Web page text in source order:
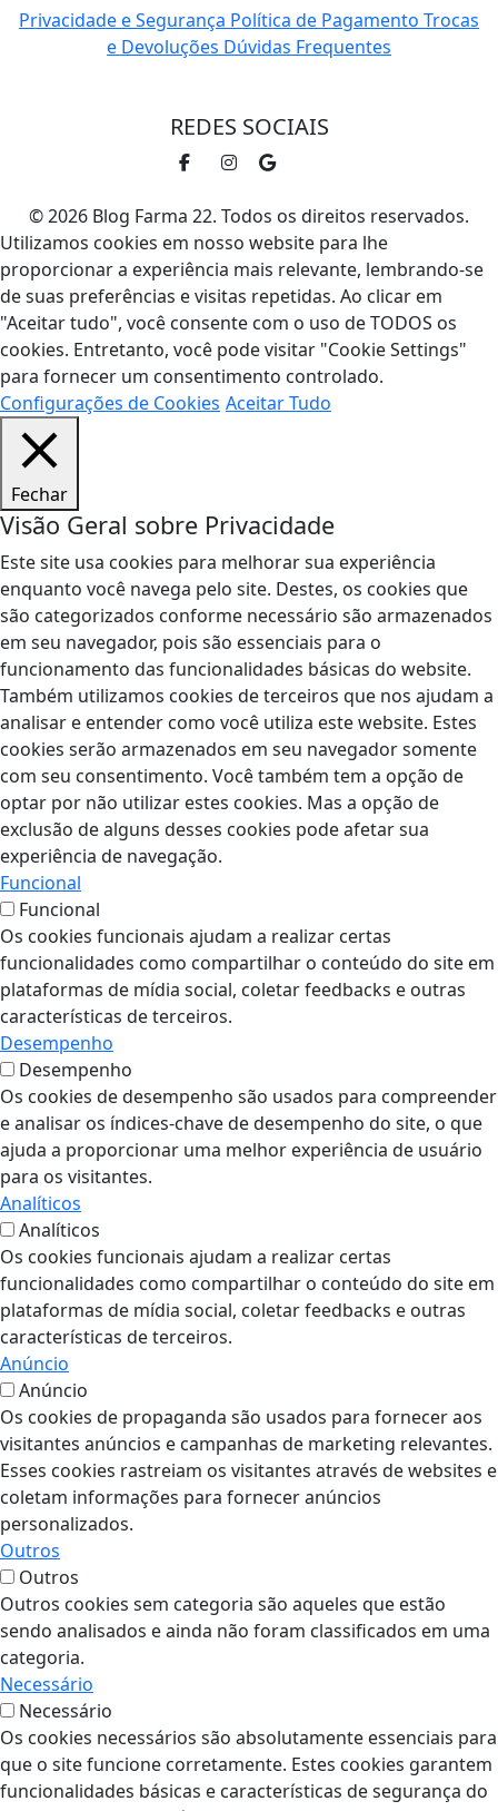
Privacidade e Segurança Política de Pagamento Trocas
e Devoluções Dúvidas Frequentes
REDES SOCIAIS
© 2026 Blog Farma 22. Todos os direitos reservados.
Utilizamos cookies em nosso website para lhe
proporcionar a experiência mais relevante, lembrando-se
de suas preferências e visitas repetidas. Ao clicar em
"Aceitar tudo", você consente com o uso de TODOS os
cookies. Entretanto, você pode visitar "Cookie Settings"
para fornecer um consentimento controlado.
Configurações de Cookies Aceitar Tudo
Fechar
Visão Geral sobre Privacidade
Este site usa cookies para melhorar sua experiência
enquanto você navega pelo site. Destes, os cookies que
são categorizados conforme necessário são armazenados
em seu navegador, pois são essenciais para o
funcionamento das funcionalidades básicas do website.
Também utilizamos cookies de terceiros que nos ajudam a
analisar e entender como você utiliza este website. Estes
cookies serão armazenados em seu navegador somente
com seu consentimento. Você também tem a opção de
optar por não utilizar estes cookies. Mas a opção de
exclusão de alguns desses cookies pode afetar sua
experiência de navegação.
Funcional
Funcional
Os cookies funcionais ajudam a realizar certas
funcionalidades como compartilhar o conteúdo do site em
plataformas de mídia social, coletar feedbacks e outras
características de terceiros.
Desempenho
Desempenho
Os cookies de desempenho são usados para compreender
e analisar os índices-chave de desempenho do site, o que
ajuda a proporcionar uma melhor experiência de usuário
para os visitantes.
Analíticos
Analíticos
Os cookies funcionais ajudam a realizar certas
funcionalidades como compartilhar o conteúdo do site em
plataformas de mídia social, coletar feedbacks e outras
características de terceiros.
Anúncio
Anúncio
Os cookies de propaganda são usados para fornecer aos
visitantes anúncios e campanhas de marketing relevantes.
Esses cookies rastreiam os visitantes através de websites e
coletam informações para fornecer anúncios
personalizados.
Outros
Outros
Outros cookies sem categoria são aqueles que estão
sendo analisados e ainda não foram classificados em uma
categoria.
Necessário
Necessário
Os cookies necessários são absolutamente essenciais para
que o site funcione corretamente. Estes cookies garantem
funcionalidades básicas e características de segurança do